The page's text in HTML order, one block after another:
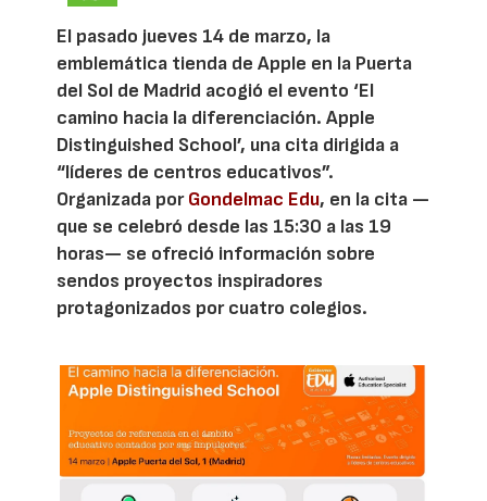
El pasado jueves 14 de marzo, la
emblemática tienda de Apple en la Puerta
del Sol de Madrid acogió el evento ‘El
camino hacia la diferenciación. Apple
Distinguished School’, una cita dirigida a
“líderes de centros educativos”.
Organizada porGondelmac Edu, en la cita —
que se celebró desde las 15:30 a las 19
horas— se ofreció información sobre
sendos proyectos inspiradores
protagonizados por cuatro colegios.